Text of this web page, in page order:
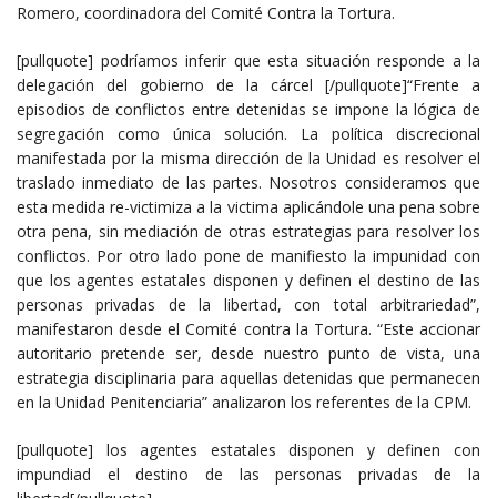
Romero, coordinadora del Comité Contra la Tortura.
[pullquote] podríamos inferir que esta situación responde a la
delegación del gobierno de la cárcel [/pullquote]“Frente a
episodios de conflictos entre detenidas se impone la lógica de
segregación como única solución. La política discrecional
manifestada por la misma dirección de la Unidad es resolver el
traslado inmediato de las partes. Nosotros consideramos que
esta medida re-victimiza a la victima aplicándole una pena sobre
otra pena, sin mediación de otras estrategias para resolver los
conflictos. Por otro lado pone de manifiesto la impunidad con
que los agentes estatales disponen y definen el destino de las
personas privadas de la libertad, con total arbitrariedad”,
manifestaron desde el Comité contra la Tortura. “Este accionar
autoritario pretende ser, desde nuestro punto de vista, una
estrategia disciplinaria para aquellas detenidas que permanecen
en la Unidad Penitenciaria” analizaron los referentes de la CPM.
[pullquote] los agentes estatales disponen y definen con
impundiad el destino de las personas privadas de la